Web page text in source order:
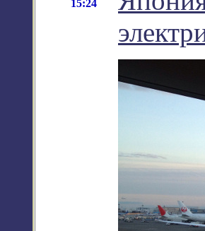
15:24